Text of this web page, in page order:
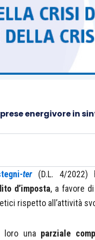
energivore in
ter(D.L. 4/2022)
d’imposta, a favore
rispetto all’attività
loro una parziale